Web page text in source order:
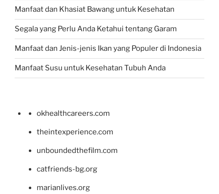
Manfaat dan Khasiat Bawang untuk Kesehatan
Segala yang Perlu Anda Ketahui tentang Garam
Manfaat dan Jenis-jenis Ikan yang Populer di Indonesia
Manfaat Susu untuk Kesehatan Tubuh Anda
okhealthcareers.com
theintexperience.com
unboundedthefilm.com
catfriends-bg.org
marianlives.org